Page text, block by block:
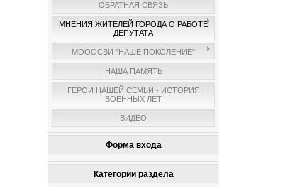
ОБРАТНАЯ СВЯЗЬ
МНЕНИЯ ЖИТЕЛЕЙ ГОРОДА О РАБОТЕ
ДЕПУТАТА
МОООСВИ "НАШЕ ПОКОЛЕНИЕ"
НАША ПАМЯТЬ
ГЕРОИ НАШЕЙ СЕМЬИ - ИСТОРИЯ
ВОЕННЫХ ЛЕТ
ВИДЕО
Форма входа
Категории раздела